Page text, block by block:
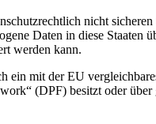
nicht
Daten in diese
werden kann.
ein mit der EU
(DPF) besitzt oder